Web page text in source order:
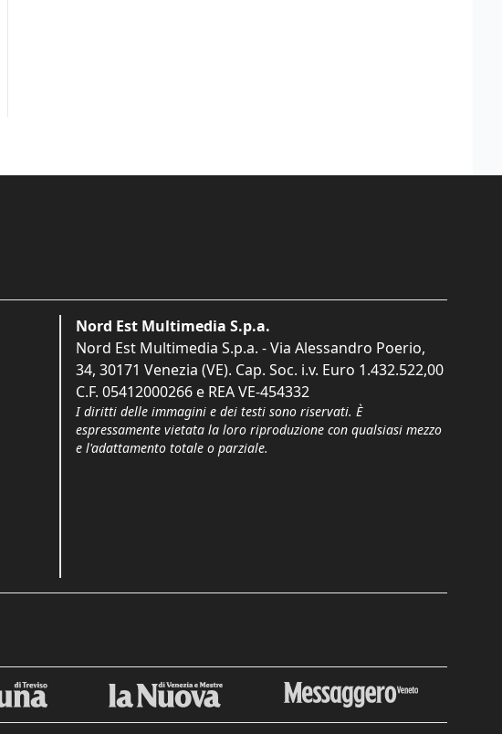
Nord Est Multimedia S.p.a.
Nord Est Multimedia S.p.a. - Via Alessandro Poerio,
34, 30171 Venezia (VE). Cap. Soc. i.v. Euro 1.432.522,00
C.F. 05412000266 e REA VE-454332
I diritti delle immagini e dei testi sono riservati. È
espressamente vietata la loro riproduzione con qualsiasi mezzo
e l'adattamento totale o parziale.